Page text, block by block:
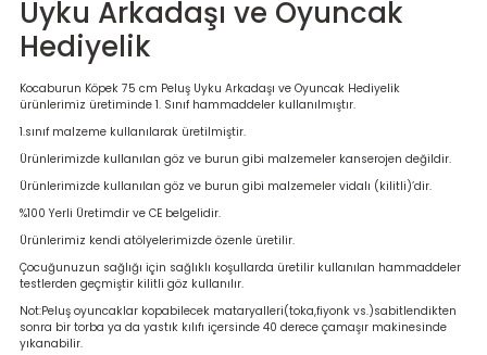
Uyku Arkadaşı ve Oyuncak
Hediyelik
Kocaburun Köpek 75 cm Peluş Uyku Arkadaşı ve Oyuncak Hediyelik
ürünlerimiz üretiminde 1. Sınıf hammaddeler kullanılmıştır.
1.sınıf malzeme kullanılarak üretilmiştir.
Ürünlerimizde kullanılan göz ve burun gibi malzemeler kanserojen değildir.
Ürünlerimizde kullanılan göz ve burun gibi malzemeler vidalı (kilitli)’dir.
%100 Yerli Üretimdir ve CE belgelidir.
Ürünlerimiz kendi atölyelerimizde özenle üretilir.
Çocuğunuzun sağlığı için sağlıklı koşullarda üretilir kullanılan hammaddeler
testlerden geçmiştir kilitli göz kullanılır.
Not:Peluş oyuncaklar kopabilecek mataryalleri(toka,fiyonk vs.)sabitlendikten
sonra bir torba ya da yastık kılıfı içersinde 40 derece çamaşır makinesinde
yıkanabilir.